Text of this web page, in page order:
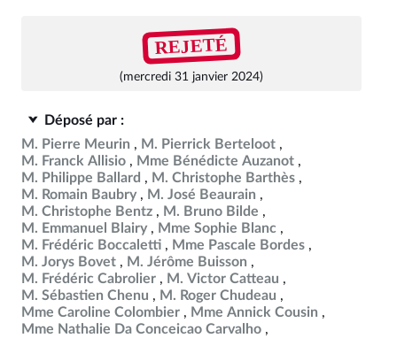
REJETÉ
(mercredi 31 janvier 2024)
Déposé par :
M. Pierre Meurin
M. Pierrick Berteloot
M. Franck Allisio
Mme Bénédicte Auzanot
M. Philippe Ballard
M. Christophe Barthès
M. Romain Baubry
M. José Beaurain
M. Christophe Bentz
M. Bruno Bilde
M. Emmanuel Blairy
Mme Sophie Blanc
M. Frédéric Boccaletti
Mme Pascale Bordes
M. Jorys Bovet
M. Jérôme Buisson
M. Frédéric Cabrolier
M. Victor Catteau
M. Sébastien Chenu
M. Roger Chudeau
Mme Caroline Colombier
Mme Annick Cousin
Mme Nathalie Da Conceicao Carvalho